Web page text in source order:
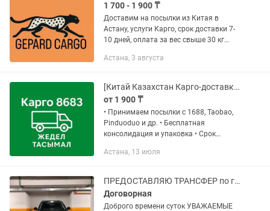
1 700 - 1 900 ₸
Доставим на посылки из Китая в
Астану, услуги Карго, срок доставки 7-
10 дней, оплата за вес свыше 30 кг
выдача по адресу город Астана, ул.
Астана, 3 августа
[Китай Казахстан Карго-доставка] Надежно. Быстро
от 1 900 ₸
• Принимаем посылки с 1688, Taobao,
Pinduoduo и др. • Бесплатная
консолидация и упаковка • Срок
Поддержка на всех этапах
Астана, 13 июля
ПРЕДОСТАВЛЯЮ ТРАНСФЕР по городу Астана и межгороду
Договорная
Доброго времени суток УВАЖАЕМЫЕ